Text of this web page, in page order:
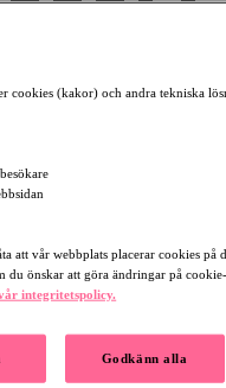
cookies (kakor) och andra tekniska
att vår webbplats placerar cookies på
du önskar att göra ändringar på
integritetspolicy.
Godkänn alla